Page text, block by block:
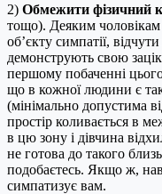
2) Обмежити фізичний
тощо). Деяким чоловікам
об’єкту симпатії,
демонструють свою
першому побаченні
що в кожної людини є
(мінімально допустима
простір коливається в
в цю зону і дівчина
не готова до такого
подобаєтесь. Якщо ж,
симпатизує вам.